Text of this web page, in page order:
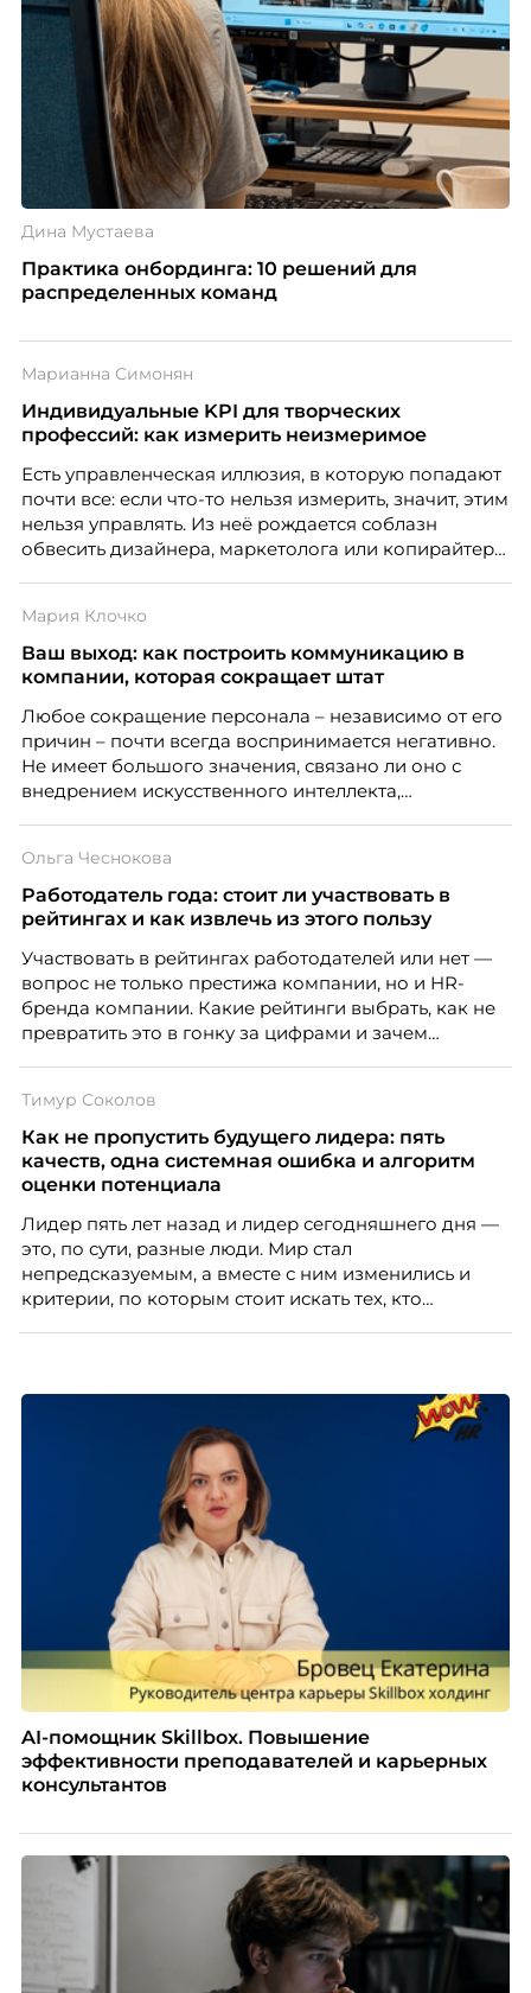
Дина Мустаева
Практика онбординга: 10 решений для
распределенных команд
Марианна Симонян
Индивидуальные KPI для творческих
профессий: как измерить неизмеримое
Есть управленческая иллюзия, в которую попадают
почти все: если что-то нельзя измерить, значит, этим
нельзя управлять. Из неё рождается соблазн
обвесить дизайнера, маркетолога или копирайтера
Проблема в том, что так мы измеряем не ценность,
а движение. А творческая работа — это тот редкий
случай, где движение и результат могут не
Мария Клочко
Ваш выход: как построить коммуникацию в
компании, которая сокращает штат
Любое сокращение персонала – независимо от его
причин – почти всегда воспринимается негативно.
Не имеет большого значения, связано ли оно с
внедрением искусственного интеллекта,
структуры компании. Для сотрудников сокращения
означают потерю стабильности, а для внешнего
рынка становятся сигналом о возможных
нередко превращаются в фактор, который
негативно влияет HR-бренд работодателя.
Ольга Чеснокова
Работодатель года: стоит ли участвовать в
рейтингах и как извлечь из этого пользу
Участвовать в рейтингах работодателей или нет —
вопрос не только престижа компании, но и HR-
бренда компании. Какие рейтинги выбрать, как не
превратить это в гонку за цифрами и зачем
Чеснокова, HR-директор Right line.
Тимур Соколов
Как не пропустить будущего лидера: пять
качеств, одна системная ошибка и алгоритм
оценки потенциала
Лидер пять лет назад и лидер сегодняшнего дня —
это, по сути, разные люди. Мир стал
непредсказуемым, а вместе с ним изменились и
критерии, по которым стоит искать тех, кто
системы оценки часто упускают самых талантливых
людей и как выявить лидерский потенциал ещё до
того, как он проявится в цифрах KPI, рассказывает
Тимур Соколов, ключевой эксперт по
стратегическому развитию и формированию
культуры лидерства в организациях.
AI-помощник Skillbox. Повышение
эффективности преподавателей и карьерных
консультантов